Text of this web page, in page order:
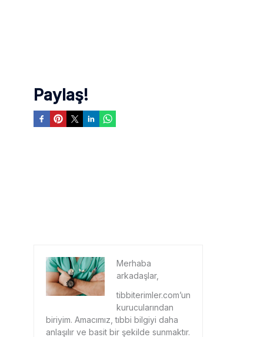
Paylaş!
Merhaba
arkadaşlar,
tibbiterimler.com’un
kurucularından
biriyim. Amacımız, tıbbi bilgiyi daha
anlaşılır ve basit bir şekilde sunmaktır.